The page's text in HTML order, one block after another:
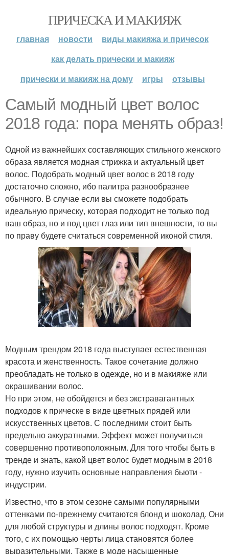
ПРИЧЕСКА И МАКИЯЖ
главная новости
виды макияжа и причесок
как делать прически и макияж
прически и макияж на дому
игры отзывы
Самый модный цвет волос
2018 года: пора менять образ!
Одной из важнейших составляющих стильного женского
образа является модная стрижка и актуальный цвет
волос. Подобрать модный цвет волос в 2018 году
достаточно сложно, ибо палитра разнообразнее
обычного. В случае если вы сможете подобрать
идеальную прическу, которая подходит не только под
ваш образ, но и под цвет глаз или тип внешности, то вы
по праву будете считаться современной иконой стиля.
Модным трендом 2018 года выступает естественная
красота и женственность. Такое сочетание должно
преобладать не только в одежде, но и в макияже или
окрашивании волос.
Но при этом, не обойдется и без экстравагантных
подходов к прическе в виде цветных прядей или
искусственных цветов. С последними стоит быть
предельно аккуратными. Эффект может получиться
совершенно противоположным. Для того чтобы быть в
тренде и знать, какой цвет волос будет модным в 2018
году, нужно изучить основные направления бьюти -
индустрии.
Известно, что в этом сезоне самыми популярными
оттенками по-прежнему считаются блонд и шоколад. Они
для любой структуры и длины волос подходят. Кроме
того, с их помощью черты лица становятся более
выразительными. Также в моде насыщенные